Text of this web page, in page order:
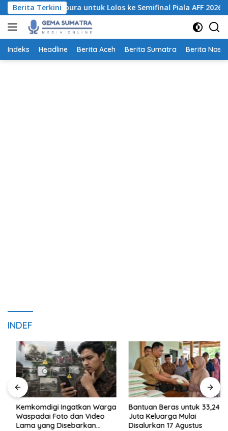
Langsung
ke
konten
Berita Terkini
Singapura untuk Lolos ke Semifinal Piala AFF 2026
Indeks Headline Berita Aceh Berita Sumatra Berita
INDEF
Kemkomdigi Ingatkan Warga
Waspadai Foto dan Video
Lama yang Disebarkan
Bantuan Beras untuk 33,24
Juta Keluarga Mulai
Disalurkan 17 Agustus